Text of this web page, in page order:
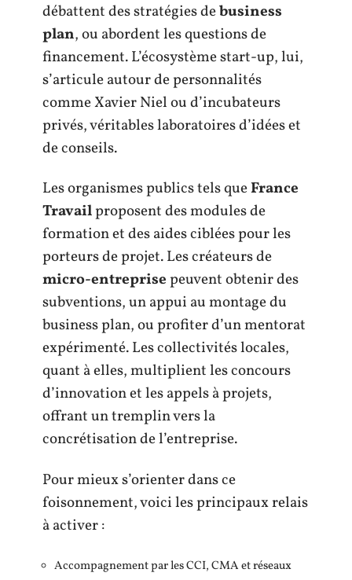
débattent des stratégies debusiness
plan, ou abordent les questions de
financement. L’écosystème start-up, lui,
s’articule autour de personnalités
comme Xavier Niel ou d’incubateurs
privés, véritables laboratoires d’idées et
de conseils.
Les organismes publics tels queFrance
Travailproposent des modules de
formation et des aides ciblées pour les
porteurs de projet. Les créateurs de
micro-entreprisepeuvent obtenir des
subventions, un appui au montage du
business plan, ou profiter d’un mentorat
expérimenté. Les collectivités locales,
quant à elles, multiplient les concours
d’innovation et les appels à projets,
offrant un tremplin vers la
concrétisation de l’entreprise.
Pour mieux s’orienter dans ce
foisonnement, voici les principaux relais
à activer :
Accompagnement par les CCI, CMA et réseaux